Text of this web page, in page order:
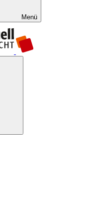
Menü